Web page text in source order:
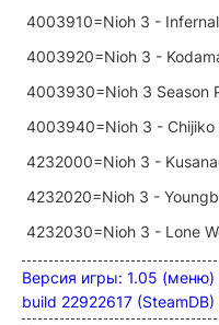
4003910=Nioh 3 -
4003920=Nioh 3 -
4003930=Nioh 3 Season
4003940=Nioh 3 - Chijiko
4232000=Nioh 3 -
4232020=Nioh 3 -
4232030=Nioh 3 - Lone
Версия игры: 1.05 (меню)
build 22922617